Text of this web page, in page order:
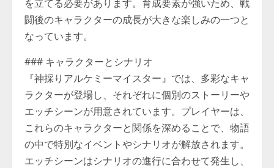
を立てる必要があります。育成要素が強いため、戦
闘後のキャラクターの成長が大きな楽しみの一つと
なっています。
### キャラクターとシナリオ
『神採りアルケミーマイスター』では、多彩なキャ
ラクターが登場し、それぞれに個別のストーリーや
エッチシーンが用意されています。プレイヤーは、
これらのキャラクターと関係を深めることで、物語
の中で特別なイベントやシナリオが解放されます。
エッチシーンはシナリオの進行に合わせて発生し、